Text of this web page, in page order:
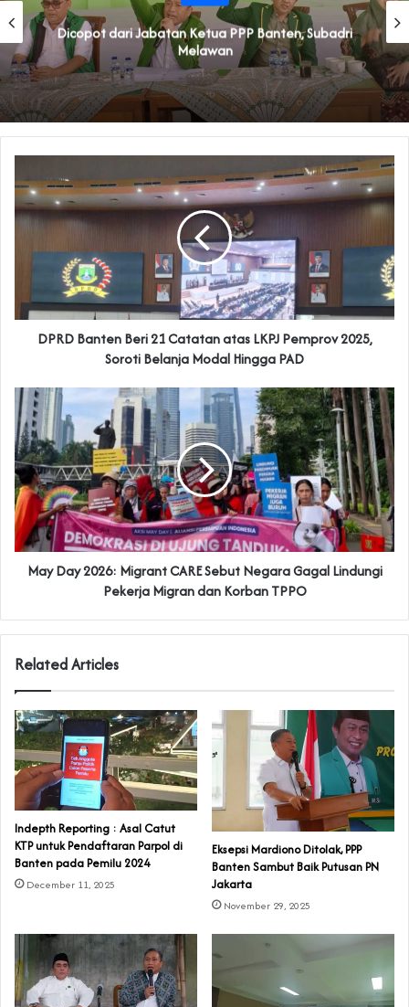
Dicopot dari Jabatan Ketua PPP Banten, Subadri
Melawan
DPRD Banten Beri 21 Catatan atas LKPJ Pemprov 2025,
Soroti Belanja Modal Hingga PAD
May Day 2026: Migrant CARE Sebut Negara Gagal Lindungi
Pekerja Migran dan Korban TPPO
Related Articles
Indepth Reporting : Asal Catut
KTP untuk Pendaftaran Parpol di
Banten pada Pemilu 2024
December 11, 2025
Eksepsi Mardiono Ditolak, PPP
Banten Sambut Baik Putusan PN
Jakarta
November 29, 2025